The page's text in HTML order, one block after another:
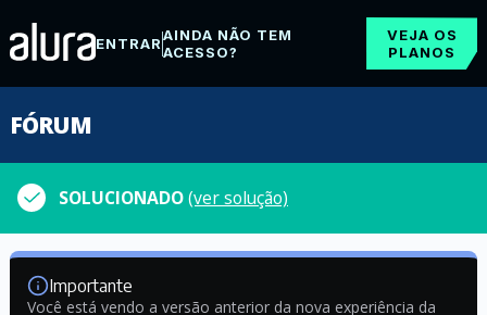
ENTRARAINDA NÃO TEM
ACESSO?
VEJA OS
PLANOS
FÓRUM
SOLUCIONADO(ver solução)
Importante
Você está vendo a versão anterior da nova experiência da